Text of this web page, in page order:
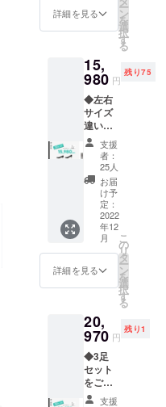
等を入
ござい
ません
と、ご
希望の
靴が作
成でき
ず、リ
ターン
を発送
するこ
とがで
きませ
んので
必ずご
入力を
お願い
いたし
でリ
ターン
をご希
望の方
は、リ
ターン
内のオ
願いい
たしま
す。 ①
ン内で
左右サ
イズ違
いを選
択 ②支
援後届
くメッ
セージ
より、
アン
ケート
にて支
援ID・
ラー・
サイズ
等を入
ござい
ません
と、ご
希望の
靴が作
成でき
ず、リ
詳細を見る ー
ン
を
選
択
す
る
15,
980 円
残り75
◆左右
サイズ
違いを
ご希望
の方は
必ずお
読みく
ださい
◆ 下記
のス
テップ
でご支
援をお
願いい
たしま
す。 ①
ン内で
左右サ
イズ違
いを選
択 ②支
援後届
くメッ
支援
者：
25人
お届
け予
定：
2022
年12
月
詳細を見る
こ
の
リ
タ
ー
ン
を
選
択
す
る
20,
970 円
残り1
◆3足
セット
をご支
援の方
支援